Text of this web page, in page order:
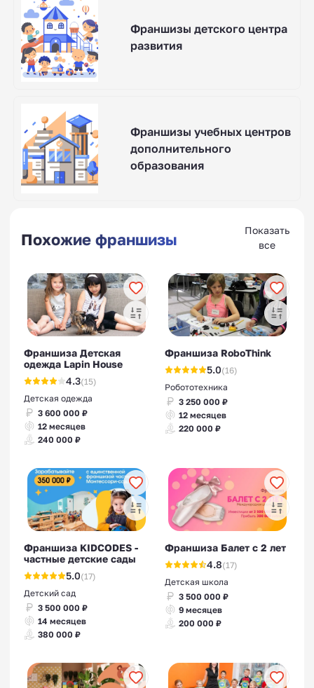
Франшизы детского центра
развития
Франшизы учебных центров
дополнительного
образования
Похожие франшизы
Показать
все
Франшиза Детская
одежда Lapin House
4.3(15)
Детская одежда
3 600 000 ₽
12 месяцев
240 000 ₽
Франшиза RoboThink
5.0(16)
Робототехника
3 250 000 ₽
12 месяцев
220 000 ₽
Франшиза KIDCODES -
частные детские сады
5.0(17)
Детский сад
3 500 000 ₽
14 месяцев
380 000 ₽
Франшиза Балет с 2 лет
4.8(17)
Детская школа
3 500 000 ₽
9 месяцев
200 000 ₽